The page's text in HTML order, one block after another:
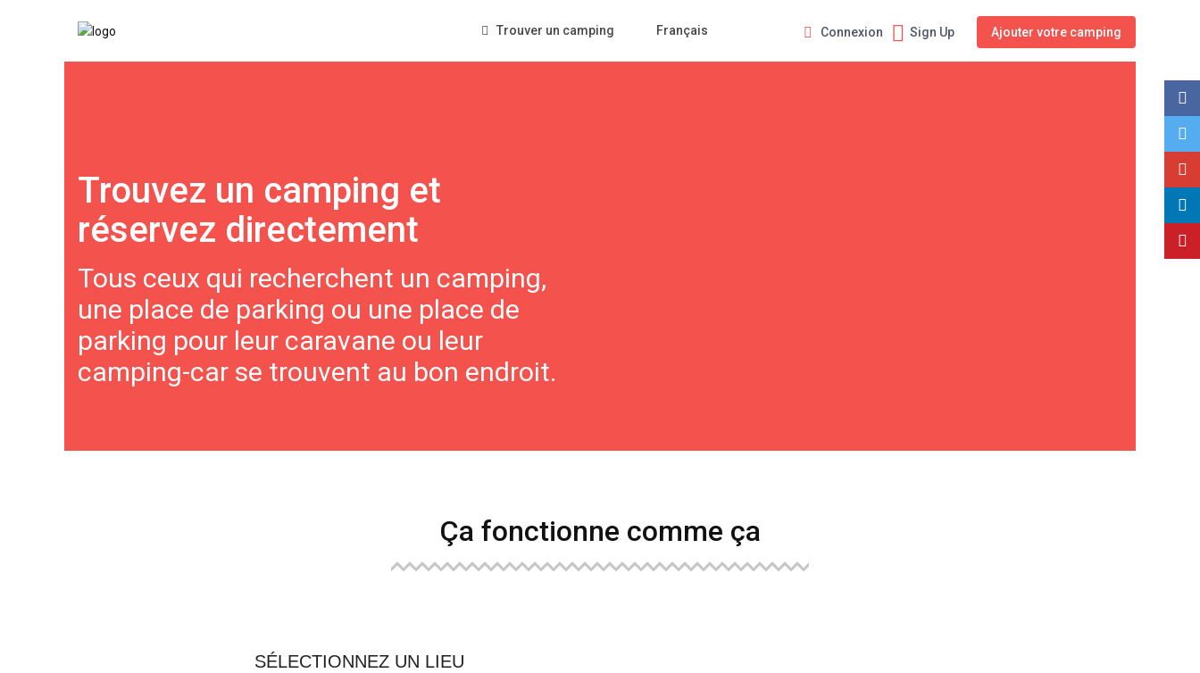
Connexion Sign Up Ajouter votre camping
Trouver un camping Français
Trouvez un camping et
réservez directement
Tous ceux qui recherchent un camping,
une place de parking ou une place de
parking pour leur caravane ou leur
camping-car se trouvent au bon endroit.
Ça fonctionne comme ça
SÉLECTIONNEZ UN LIEU